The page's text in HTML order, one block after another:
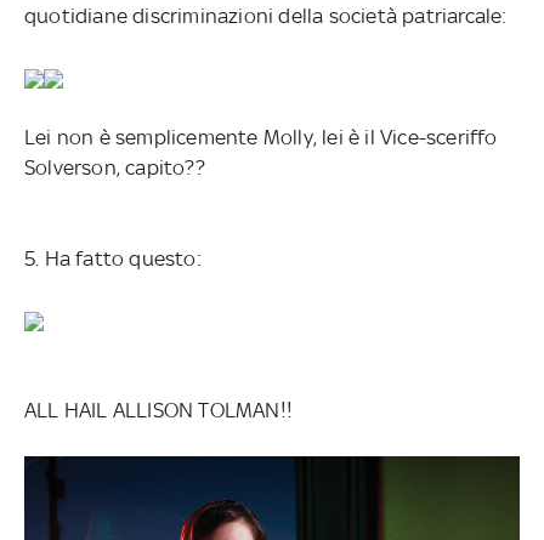
quotidiane discriminazioni della società patriarcale:
Lei non è semplicemente Molly, lei è il Vice-sceriffo
Solverson, capito??
5. Ha fatto questo:
ALL HAIL ALLISON TOLMAN!!